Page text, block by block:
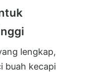
lengkap,
buah kecapi